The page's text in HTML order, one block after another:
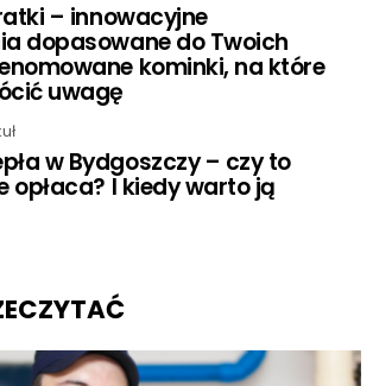
– innowacyjne
dopasowane do Twoich
kominki, na które
uwagę
w Bydgoszczy – czy to
opłaca? I kiedy warto ją